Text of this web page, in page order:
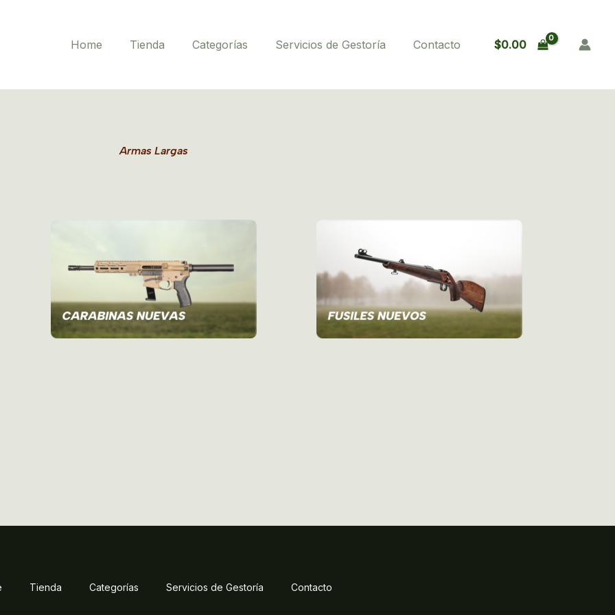
Home Tienda Categorías Servicios de Gestoría Contacto $0.00
Armas Largas
Tienda Categorías Servicios de Gestoría Contacto